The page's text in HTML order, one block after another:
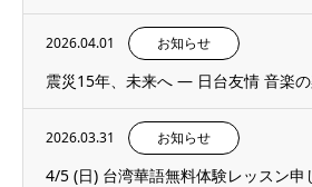
2026.04.01 お知らせ
震災15年、未来へ ― 日台友情 音楽
2026.03.31 お知らせ
4/5 (日) 台湾華語無料体験レッスン申